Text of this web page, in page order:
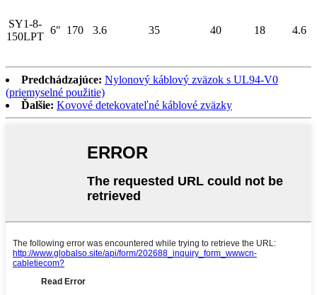
SY1-8-
150LPT
6″ 170 3.6 35 40 18 4.6
Predchádzajúce: Nylonový káblový zväzok s UL94-V0
(priemyselné použitie)
Ďalšie: Kovové detekovateľné káblové zväzky